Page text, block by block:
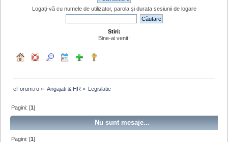
Logați-vă cu numele de utilizator, parola și durata sesiunii de logare
Stiri:
Bine-ai venit!
eForum.ro » Angajati & HR » Legislatie
Pagini: [1]
Nu sunt mesaje...
Pagini: [1]